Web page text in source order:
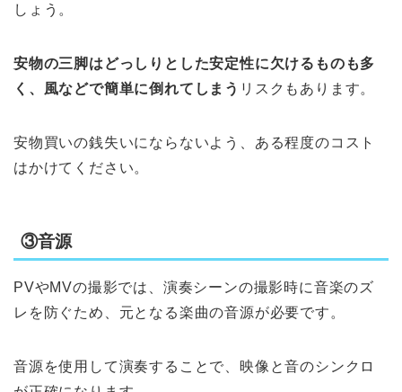
しょう。
安物の三脚はどっしりとした安定性に欠けるものも多
く、風などで簡単に倒れてしまう リスクもあります。
安物買いの銭失いにならないよう、ある程度のコスト
はかけてください。
③音源
PVやMVの撮影では、演奏シーンの撮影時に音楽のズ
レを防ぐため、元となる楽曲の音源が必要です。
音源を使用して演奏することで、映像と音のシンクロ